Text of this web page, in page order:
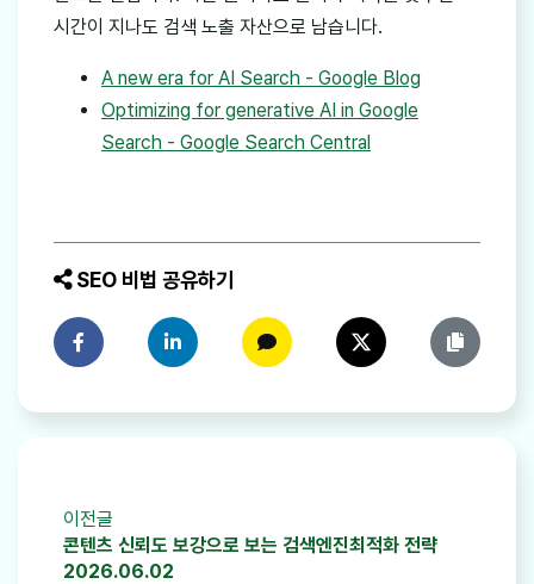
시간이 지나도 검색 노출 자산으로 남습니다.
A new era for AI Search - Google Blog
Optimizing for generative AI in Google
Search - Google Search Central
SEO 비법 공유하기
페이스북에 공유하기링크드인에 공유하기카카오톡에 공유하기트위터에 공유하기링크 복사
이전글
콘텐츠 신뢰도 보강으로 보는 검색엔진최적화 전략
2026.06.02